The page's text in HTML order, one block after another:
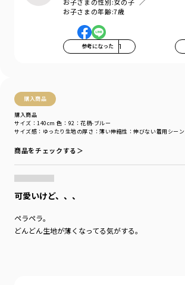
お子さまの年齢:7歳
参考になった 1
購入商品
購入商品
サイズ感 ：ゆったり 生地の厚さ ：薄い伸縮性 ：伸びない着用シーン
サイズ：140cm 色：92：花柄-ブルー
商品をチェックする＞
可愛いけど、、、
ペラペラ。
どんどん生地が薄くなってる気がする。